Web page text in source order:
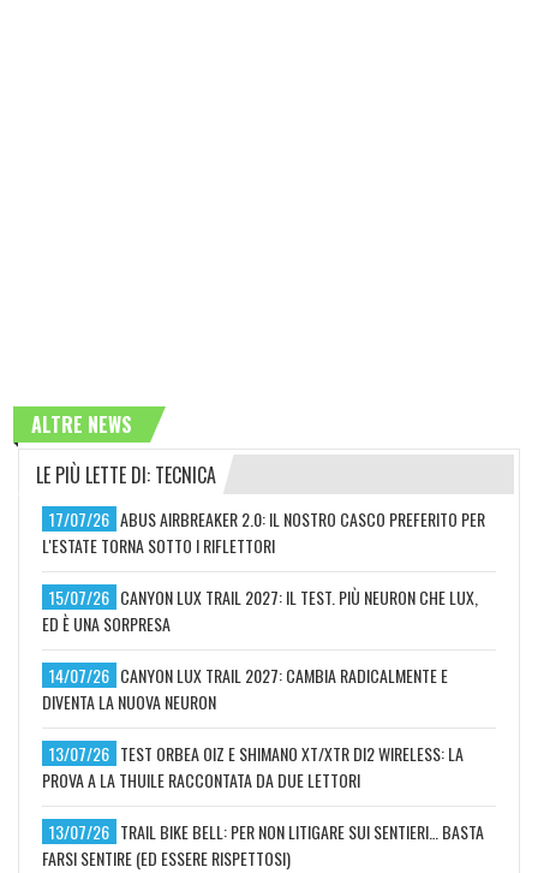
ALTRE NEWS
LE PIÙ LETTE DI: TECNICA
17/07/26 ABUS AIRBREAKER 2.0: IL NOSTRO CASCO PREFERITO PER
L'ESTATE TORNA SOTTO I RIFLETTORI
15/07/26 CANYON LUX TRAIL 2027: IL TEST. PIÙ NEURON CHE LUX,
ED È UNA SORPRESA
14/07/26 CANYON LUX TRAIL 2027: CAMBIA RADICALMENTE E
DIVENTA LA NUOVA NEURON
13/07/26 TEST ORBEA OIZ E SHIMANO XT/XTR DI2 WIRELESS: LA
PROVA A LA THUILE RACCONTATA DA DUE LETTORI
13/07/26 TRAIL BIKE BELL: PER NON LITIGARE SUI SENTIERI… BASTA
FARSI SENTIRE (ED ESSERE RISPETTOSI)